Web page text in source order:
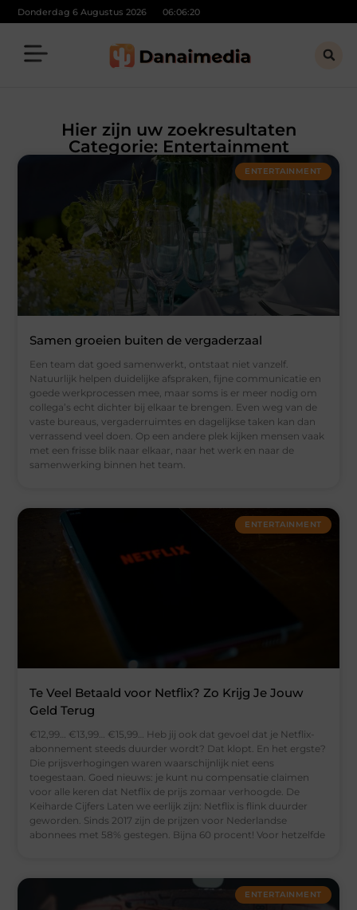
Donderdag 6 Augustus 2026 06:06:20
Hier zijn uw zoekresultaten
Categorie: Entertainment
ENTERTAINMENT
Samen groeien buiten de vergaderzaal
Een team dat goed samenwerkt, ontstaat niet vanzelf.
Natuurlijk helpen duidelijke afspraken, fijne communicatie en
goede werkprocessen mee, maar soms is er meer nodig om
collega’s echt dichter bij elkaar te brengen. Even weg van de
vaste bureaus, vergaderruimtes en dagelijkse taken kan dan
verrassend veel doen. Op een andere plek kijken mensen vaak
met een frisse blik naar elkaar, naar het werk en naar de
samenwerking binnen het team.
ENTERTAINMENT
Te Veel Betaald voor Netflix? Zo Krijg Je Jouw
Geld Terug
€12,99… €13,99… €15,99… Heb jij ook dat gevoel dat je Netflix-
abonnement steeds duurder wordt? Dat klopt. En het ergste?
Die prijsverhogingen waren waarschijnlijk niet eens
toegestaan. Goed nieuws: je kunt nu compensatie claimen
voor alle keren dat Netflix de prijs zomaar verhoogde. De
Keiharde Cijfers Laten we eerlijk zijn: Netflix is flink duurder
geworden. Sinds 2017 zijn de prijzen voor Nederlandse
abonnees met 58% gestegen. Bijna 60 procent! Voor hetzelfde
ENTERTAINMENT